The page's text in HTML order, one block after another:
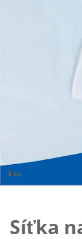
3 ks
Síťka